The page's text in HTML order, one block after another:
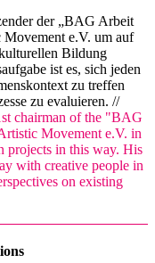
der „BAG Arbeit
e.V. um auf
Bildung
ist es, sich jeden
zu treffen
zu evaluieren. //
chairman of the "BAG
Movement e.V. in
projects in this way. His
with creative people in
on existing